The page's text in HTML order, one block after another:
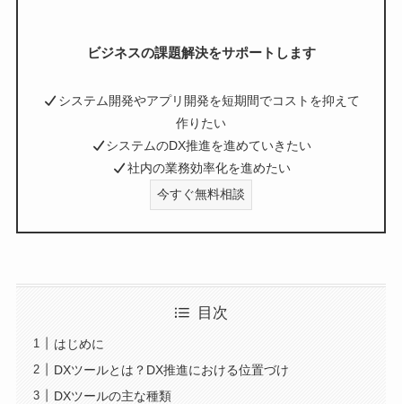
ビジネスの課題解決をサポートします
システム開発やアプリ開発を短期間でコストを抑えて
作りたい
システムのDX推進を進めていきたい
社内の業務効率化を進めたい
今すぐ無料相談
目次
はじめに
DXツールとは？DX推進における位置づけ
DXツールの主な種類